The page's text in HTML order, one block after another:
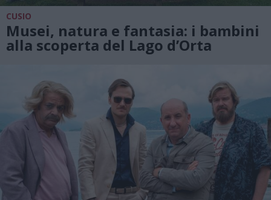
CUSIO
Musei, natura e fantasia: i bambini
alla scoperta del Lago d’Orta